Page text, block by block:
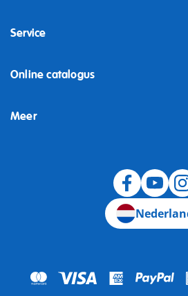
Service
Online catalogus
Meer